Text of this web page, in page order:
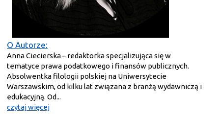
O Autorze:
Anna Ciecierska – redaktorka specjalizująca się w
tematyce prawa podatkowego i finansów publicznych.
Absolwentka filologii polskiej na Uniwersytecie
Warszawskim, od kilku lat związana z branżą wydawniczą i
edukacyjną. Od...
czytaj więcej